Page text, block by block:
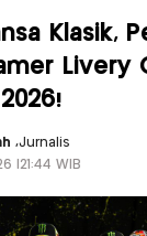
Klasik,
Livery
,Jurnalis
|21:44 WIB